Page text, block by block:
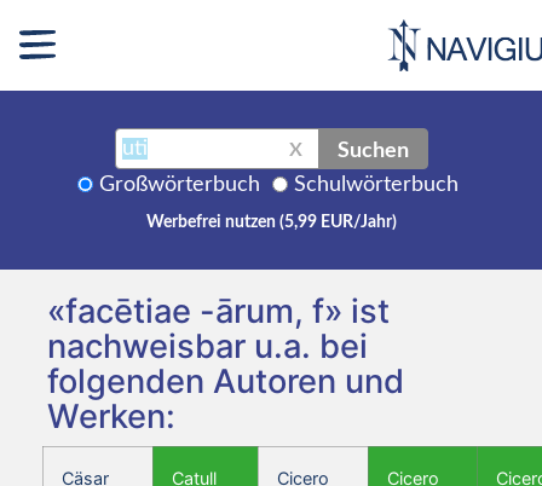
X Suchen
Großwörterbuch Schulwörterbuch
Werbefrei nutzen (5,99 EUR/Jahr)
«facētiae -ārum, f» ist
nachweisbar u.a. bei
folgenden Autoren und
Werken:
Cäsar
Catull
Cicero
Cicero